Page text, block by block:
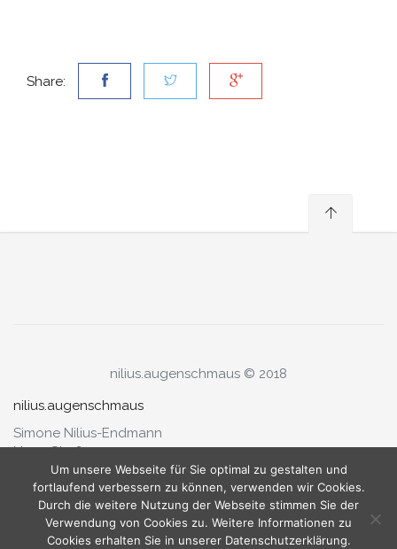
Share:
nilius.augenschmaus © 2018
nilius.augenschmaus
Simone Nilius-Endmann
Neue Straße 1a
79341 Kenzingen
Fon 07644.9280580
Fax 07644.9280581
info@agentur-augenschmaus.de
Um unsere Webseite für Sie optimal zu gestalten und
fortlaufend verbessern zu können, verwenden wir Cookies.
Durch die weitere Nutzung der Webseite stimmen Sie der
Verwendung von Cookies zu. Weitere Informationen zu
Cookies erhalten Sie in unserer Datenschutzerklärung.